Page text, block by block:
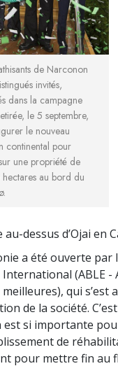
de Narconon
invités,
dans la campagne
le 5 septembre,
le nouveau
continental pour
une propriété de
au bord du
dessus d’Ojai en
a été ouverte par
International (ABLE
qui s’est
de la société.
si importante
de
pour mettre fin au